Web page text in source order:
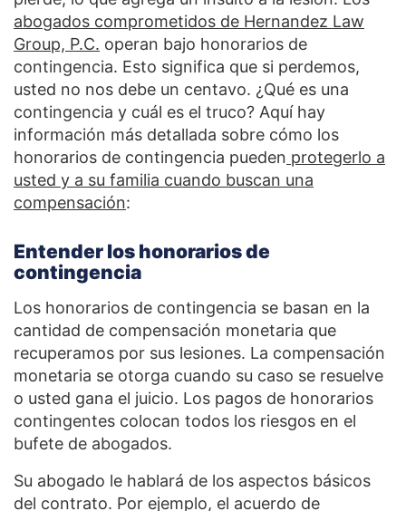
abogados comprometidos de Hernandez Law
Group, P.C. operan bajo honorarios de
contingencia. Esto significa que si perdemos,
usted no nos debe un centavo. ¿Qué es una
contingencia y cuál es el truco? Aquí hay
información más detallada sobre cómo los
honorarios de contingencia pueden protegerlo a
usted y a su familia cuando buscan una
compensación:
Entender los honorarios de
contingencia
Los honorarios de contingencia se basan en la
cantidad de compensación monetaria que
recuperamos por sus lesiones. La compensación
monetaria se otorga cuando su caso se resuelve
o usted gana el juicio. Los pagos de honorarios
contingentes colocan todos los riesgos en el
bufete de abogados.
Su abogado le hablará de los aspectos básicos
del contrato. Por ejemplo, el acuerdo de